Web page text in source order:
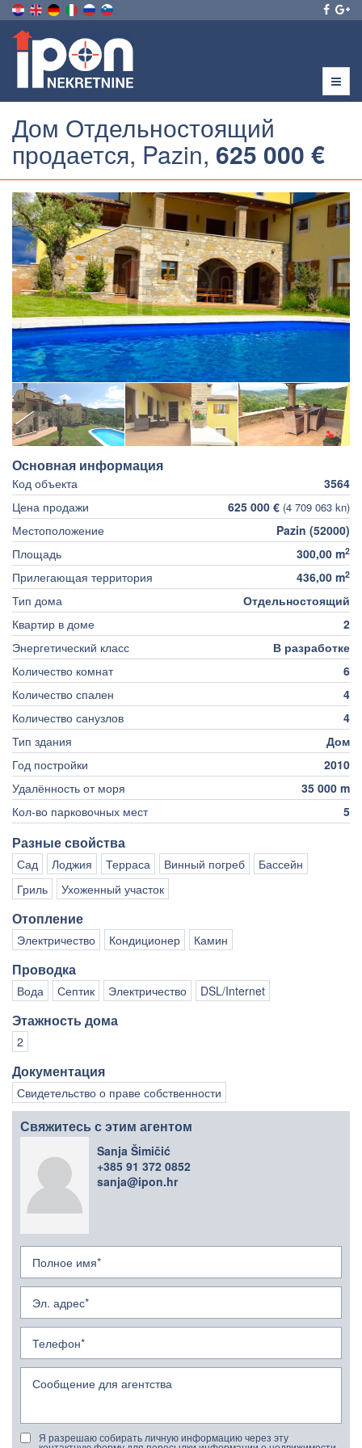
Menu
Дом Отдельностоящий
продается, Pazin, 625 000 €
Основная информация
Код объекта
3564
Цена продажи
625 000 € (4 709 063 kn)
Местоположение
Pazin (52000)
Площадь
300,00 m2
Прилегающая территория 436,00 m2
Тип дома
Отдельностоящий
Квартир в доме
2
Энергетический класс
В разработке
Количество комнат
6
Количество спален
4
Количество санузлов
4
Тип здания
Дом
Год постройки
2010
Удалённость от моря
35 000 m
Кол-во парковочных мест
5
Разные свойства
Сад Лоджия Терраса Винный погреб
Бассейн
Гриль
Ухоженный участок
Отопление
Электричество Кондиционер Камин
Проводка
Вода Септик Электричество DSL/Internet
Этажность дома
2
Документация
Свидетельство о праве собственности
Свяжитесь с этим агентом
Sanja Šimičić
+385 91 372 0852
sanja@ipon.hr
Я разрешаю собирать личную информацию через эту